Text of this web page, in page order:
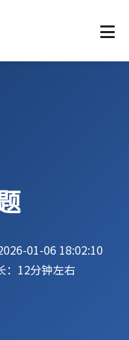
01-06 18:02:10
：12分钟左右